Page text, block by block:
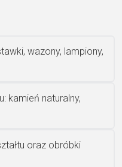
LG 12
wazony, lampiony,
kamień naturalny,
oraz obróbki